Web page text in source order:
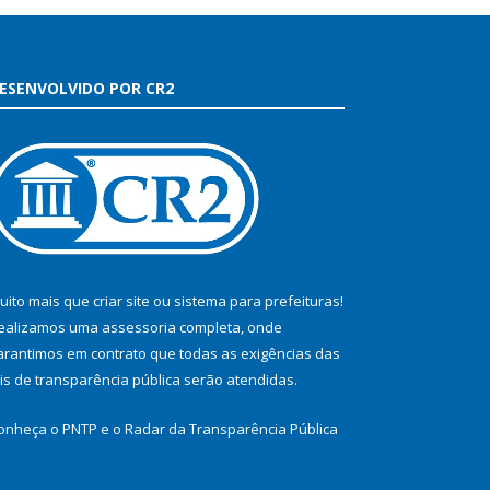
POR CR2
mais que criar site ou sistema para prefeituras!
uma assessoria completa, onde
em contrato que todas as exigências das
de transparência pública serão atendidas.
o PNTP e o Radar da Transparência Pública